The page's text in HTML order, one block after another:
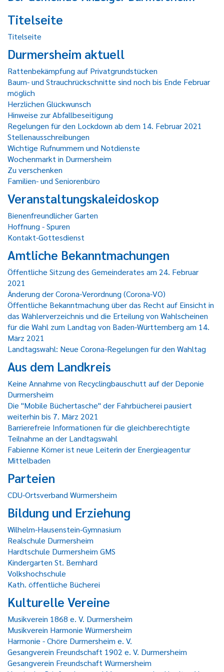
Titelseite
Titelseite
Durmersheim aktuell
Rattenbekämpfung auf Privatgrundstücken
Baum- und Strauchrückschnitte sind noch bis Ende Februar
möglich
Herzlichen Glückwunsch
Hinweise zur Abfallbeseitigung
Regelungen für den Lockdown ab dem 14. Februar 2021
Stellenausschreibungen
Wichtige Rufnummern und Notdienste
Wochenmarkt in Durmersheim
Zu verschenken
Familien- und Seniorenbüro
Veranstaltungskaleidoskop
Bienenfreundlicher Garten
Hoffnung - Spuren
Kontakt-Gottesdienst
Amtliche Bekanntmachungen
Öffentliche Sitzung des Gemeinderates am 24. Februar
2021
Änderung der Corona-Verordnung (Corona-VO)
Öffentliche Bekanntmachung über das Recht auf Einsicht in
das Wählerverzeichnis und die Erteilung von Wahlscheinen
für die Wahl zum Landtag von Baden-Württemberg am 14.
März 2021
Landtagswahl: Neue Corona-Regelungen für den Wahltag
Aus dem Landkreis
Keine Annahme von Recyclingbauschutt auf der Deponie
Durmersheim
Die "Mobile Büchertasche" der Fahrbücherei pausiert
weiterhin bis 7. März 2021
Barrierefreie Informationen für die gleichberechtigte
Teilnahme an der Landtagswahl
Fabienne Körner ist neue Leiterin der Energieagentur
Mittelbaden
Parteien
CDU-Ortsverband Würmersheim
Bildung und Erziehung
Wilhelm-Hausenstein-Gymnasium
Realschule Durmersheim
Hardtschule Durmersheim GMS
Kindergarten St. Bernhard
Volkshochschule
Kath. öffentliche Bücherei
Kulturelle Vereine
Musikverein 1868 e. V. Durmersheim
Musikverein Harmonie Würmersheim
Harmonie - Chöre Durmersheim e. V.
Gesangverein Freundschaft 1902 e. V. Durmersheim
Gesangverein Freundschaft Würmersheim